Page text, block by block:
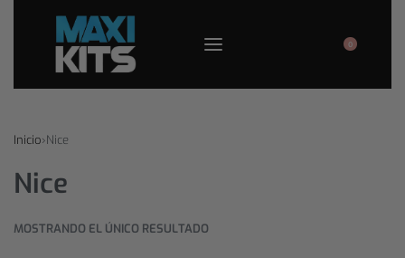
0
Inicio›Nice
Nice
MOSTRANDO EL ÚNICO RESULTADO